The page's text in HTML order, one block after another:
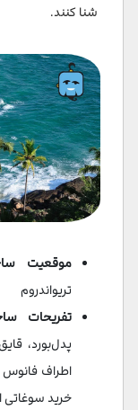
شنا کنند.
موقعیت
تریواندروم
تفریحات
پدل‌بورد،
اطراف فانوس
خرید سوغاتی